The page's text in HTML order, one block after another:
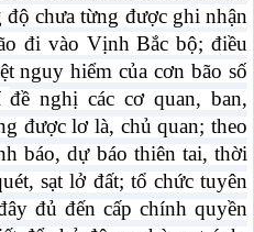
chưa từng được ghi nhận
đi vào Vịnh Bắc bộ; điều
nguy hiểm của cơn bão số
đề nghị các cơ quan, ban,
được lơ là, chủ quan; theo
báo, dự báo thiên tai, thời
sạt lở đất; tổ chức tuyên
đủ đến cấp chính quyền